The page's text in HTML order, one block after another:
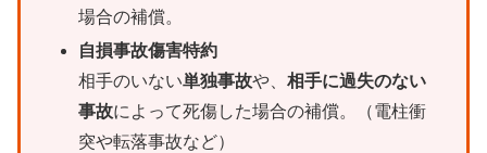
場合の補償。
自損事故傷害特約
相手のいない単独事故や、相手に過失のない
事故によって死傷した場合の補償。（電柱衝
突や転落事故など）